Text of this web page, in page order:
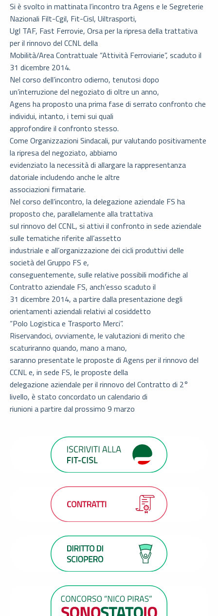
Si è svolto in mattinata l’incontro tra Agens e le Segreterie
Nazionali Filt-Cgil, Fit-Cisl, Uiltrasporti,
Ugl TAF, Fast Ferrovie, Orsa per la ripresa della trattativa
per il rinnovo del CCNL della
Mobilità/Area Contrattuale “Attività Ferroviarie”, scaduto il
31 dicembre 2014.
Nel corso dell’incontro odierno, tenutosi dopo
un’interruzione del negoziato di oltre un anno,
Agens ha proposto una prima fase di serrato confronto che
individui, intanto, i temi sui quali
approfondire il confronto stesso.
Come Organizzazioni Sindacali, pur valutando positivamente
la ripresa del negoziato, abbiamo
evidenziato la necessità di allargare la rappresentanza
datoriale includendo anche le altre
associazioni firmatarie.
Nel corso dell’incontro, la delegazione aziendale FS ha
proposto che, parallelamente alla trattativa
sul rinnovo del CCNL, si attivi il confronto in sede aziendale
sulle tematiche riferite all’assetto
industriale e all’organizzazione dei cicli produttivi delle
società del Gruppo FS e,
conseguentemente, sulle relative possibili modifiche al
Contratto aziendale FS, anch’esso scaduto il
31 dicembre 2014, a partire dalla presentazione degli
orientamenti aziendali relativi al cosiddetto
“Polo Logistica e Trasporto Merci”.
Riservandoci, ovviamente, le valutazioni di merito che
scaturiranno quando, mano a mano,
saranno presentate le proposte di Agens per il rinnovo del
CCNL e, in sede FS, le proposte della
delegazione aziendale per il rinnovo del Contratto di 2°
livello, è stato concordato un calendario di
riunioni a partire dal prossimo 9 marzo